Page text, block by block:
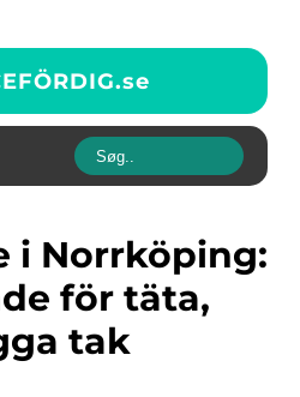
se
för täta,
tak